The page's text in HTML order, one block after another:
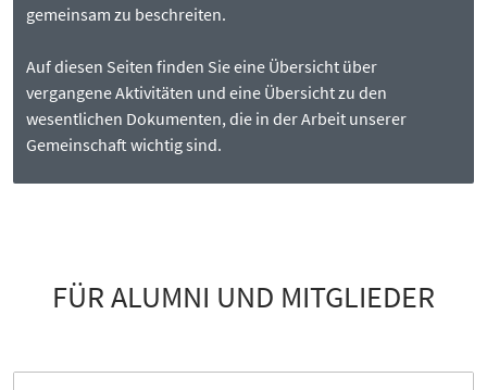
gemeinsam zu beschreiten.
Auf diesen Seiten finden Sie eine Übersicht über
vergangene Aktivitäten und eine Übersicht zu den
wesentlichen Dokumenten, die in der Arbeit unserer
Gemeinschaft wichtig sind.
FÜR ALUMNI UND MITGLIEDER